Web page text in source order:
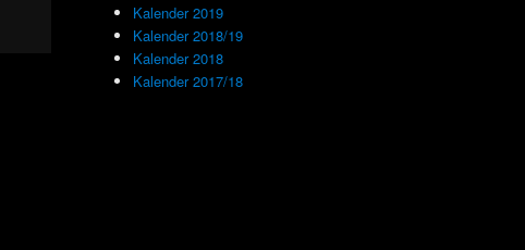
Kalender 2019
Kalender 2018/19
Kalender 2018
Kalender 2017/18